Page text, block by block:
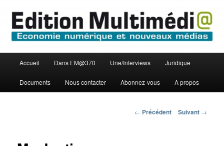
contenu
principalEdition Multimédi@
principal
Accueil Dans EM@370 Une/Interviews Juridique
Documents Nous contacter Abonnez-vous A propos
Navigation
← Précédent Suivant →